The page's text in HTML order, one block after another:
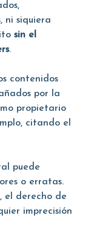
ni siquiera
sin el
.
contenidos
por la
propietario
citando el
puede
o erratas.
el derecho de
imprecisión